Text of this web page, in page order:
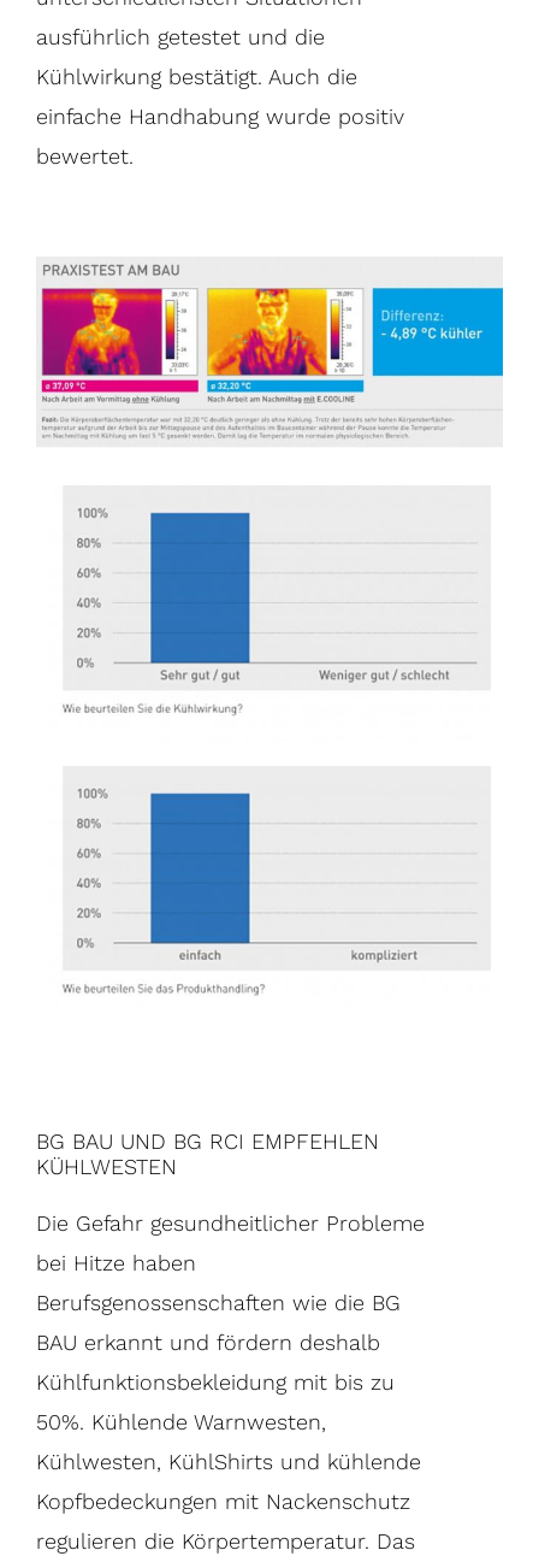
ausführlich getestet und die
Kühlwirkung bestätigt. Auch die
einfache Handhabung wurde positiv
bewertet.
BG BAU UND BG RCI EMPFEHLEN
KÜHLWESTEN
Die Gefahr gesundheitlicher Probleme
bei Hitze haben
Berufsgenossenschaften wie die BG
BAU erkannt und fördern deshalb
Kühlfunktionsbekleidung mit bis zu
50%. Kühlende Warnwesten,
Kühlwesten, KühlShirts und kühlende
Kopfbedeckungen mit Nackenschutz
regulieren die Körpertemperatur. Das